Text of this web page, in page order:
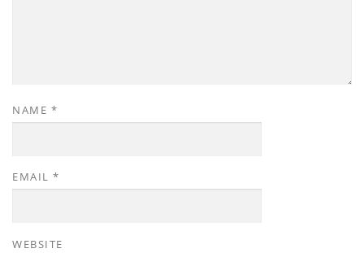
NAME *
EMAIL *
WEBSITE